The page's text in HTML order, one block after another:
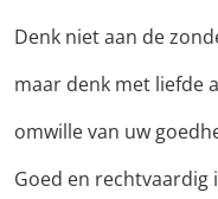
Denk niet aan de
maar denk met liefde
omwille van uw
Goed en rechtvaardig